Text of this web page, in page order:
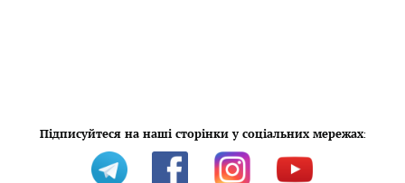
Підписуйтеся на наші сторінки у соціальних мережах: